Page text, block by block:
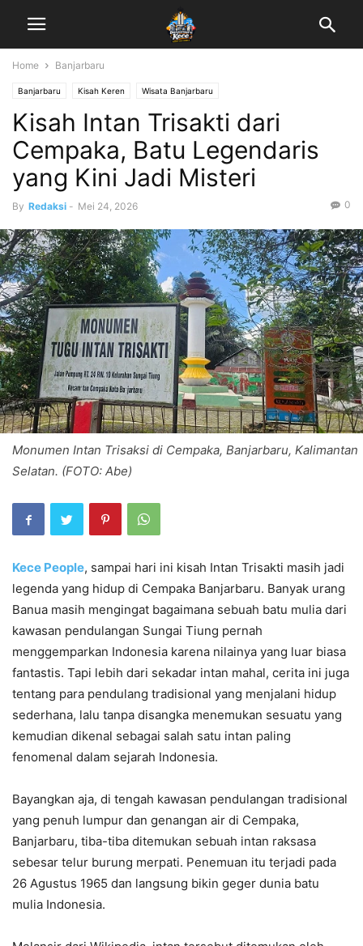
Home Banjarbaru
Banjarbaru Kisah Keren Wisata Banjarbaru
Kisah Intan Trisakti dari
Cempaka, Batu Legendaris
yang Kini Jadi Misteri
By Redaksi - Mei 24, 2026 0
Monumen Intan Trisaksi di Cempaka, Banjarbaru, Kalimantan
Selatan. (FOTO: Abe)
Kece People, sampai hari ini kisah Intan Trisakti masih jadi
legenda yang hidup di Cempaka Banjarbaru. Banyak urang
Banua masih mengingat bagaimana sebuah batu mulia dari
kawasan pendulangan Sungai Tiung pernah
menggemparkan Indonesia karena nilainya yang luar biasa
fantastis. Tapi lebih dari sekadar intan mahal, cerita ini juga
tentang para pendulang tradisional yang menjalani hidup
sederhana, lalu tanpa disangka menemukan sesuatu yang
kemudian dikenal sebagai salah satu intan paling
fenomenal dalam sejarah Indonesia.
Bayangkan aja, di tengah kawasan pendulangan tradisional
yang penuh lumpur dan genangan air di Cempaka,
Banjarbaru, tiba-tiba ditemukan sebuah intan raksasa
sebesar telur burung merpati. Penemuan itu terjadi pada
26 Agustus 1965 dan langsung bikin geger dunia batu
mulia Indonesia.